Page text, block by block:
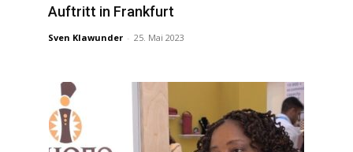
Auftritt in Frankfurt
Sven Klawunder - 25. Mai 2023